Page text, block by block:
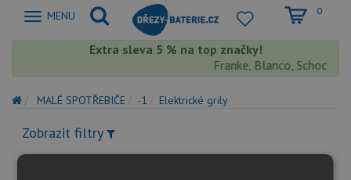
Zobrazit
MENU 0
Extra sleva 5 % na top značky!
Franke, Blanco, Schock,
MALÉ SPOTŘEBIČE -1 Elektrické grily
Zobrazit filtry